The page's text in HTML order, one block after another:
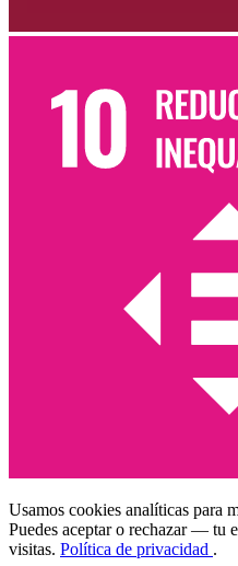
Usamos cookies analíticas para
Puedes aceptar o rechazar — tu
visitas. Política de privacidad .